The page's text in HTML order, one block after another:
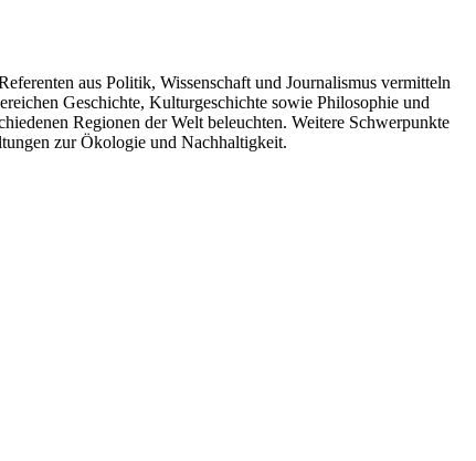
aus Politik, Wissenschaft und Journalismus vermitteln
Geschichte, Kulturgeschichte sowie Philosophie und
Regionen der Welt beleuchten. Weitere Schwerpunkte
zur Ökologie und Nachhaltigkeit.